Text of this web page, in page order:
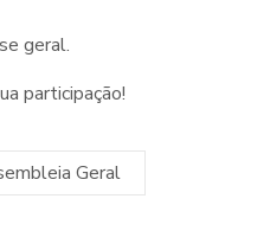
geral.
participação!
Geral